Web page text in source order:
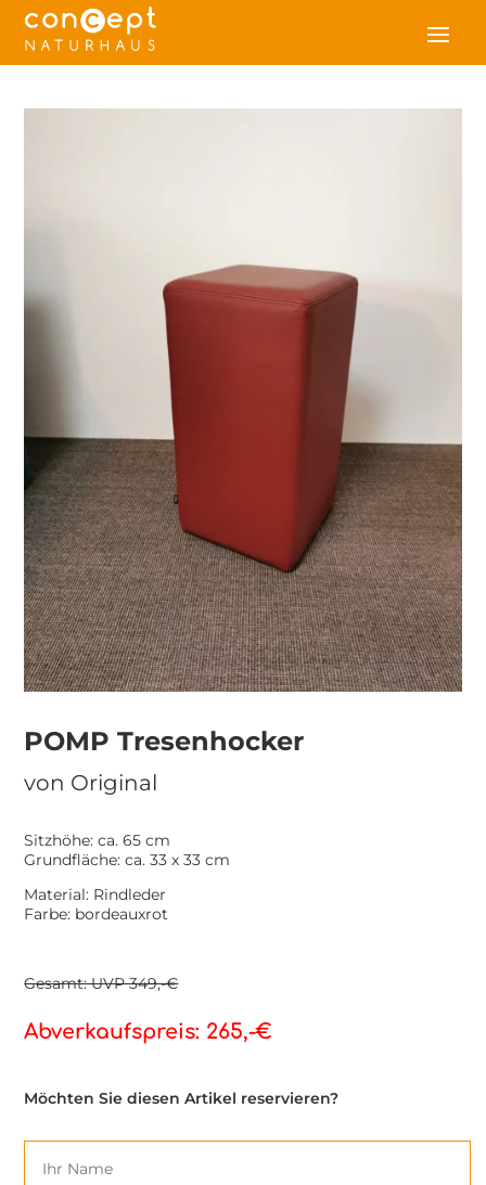
POMP Tresenhocker
von Original
Sitzhöhe: ca. 65 cm
Grundfläche: ca. 33 x 33 cm
Material: Rindleder
Farbe: bordeauxrot
Gesamt: UVP 349,-€
Abverkaufspreis: 265,-€
Möchten Sie diesen Artikel reservieren?